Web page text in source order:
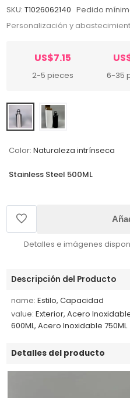
SKU: T1026062140 Pedido
Personalización y
US$7.15
2-5 pieces 6-35
Color: Naturaleza intrínseca
Stainless Steel 500ML
Detalles e imágenes
Descripción del Producto
name: Estilo, Capacidad
value: Exterior, Acero
600ML, Acero Inoxidable 750ML
Detalles del producto